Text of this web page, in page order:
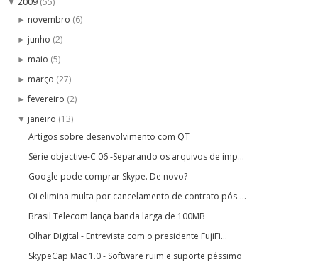
▼
► novembro (6)
► junho (2)
► maio (5)
► março (27)
►fevereiro (2)
▼ janeiro (13)
Artigos sobre desenvolvimento com QT
Série objective-C 06 -Separando os arquivos de imp...
Google pode comprar Skype. De novo?
Oi elimina multa por cancelamento de contrato pós-...
Brasil Telecom lança banda larga de 100MB
Olhar Digital - Entrevista com o presidente FujiFi...
SkypeCap Mac 1.0 - Software ruim e suporte péssimo